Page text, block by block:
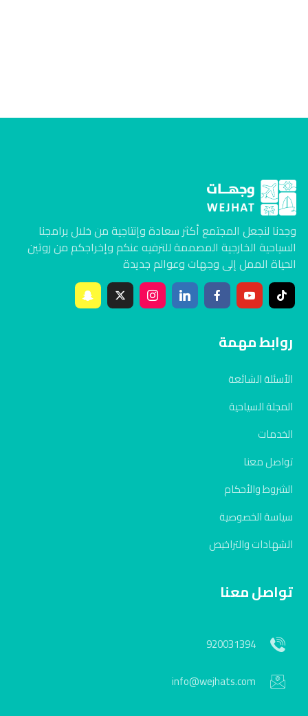
وجدنا لنجعل المجتمع أكثر سعادة وإنتاجية من خلال برامجنا
السياحية الخارجية المصممة للترفيه عنكم وإخراجكم من روتين
الحياة الممل إلى وجهات وعوالم جديدة
روابط مهمة
الأسئلة الشائعة
المجلة السياحية
الخدمات
تواصل معنا
الشروط والأحكام
سياسة الخصوصية
الشهادات والتراخيص
تواصل معنا
920031394
info@wejhats.com